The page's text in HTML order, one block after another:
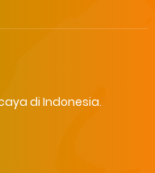
di Indonesia.